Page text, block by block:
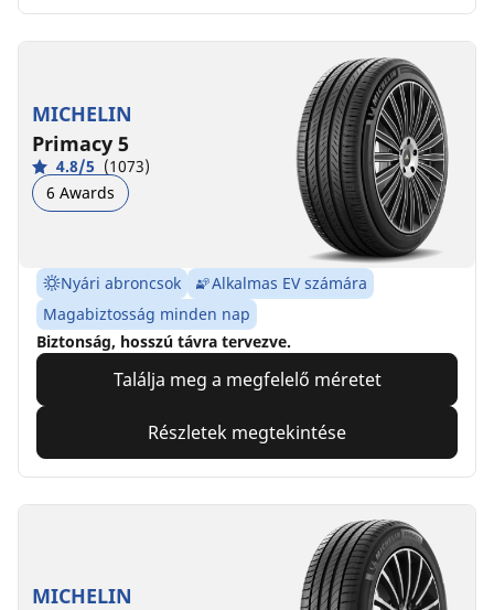
MICHELIN
Primacy 5
4.8/5 (1073)
6 Awards
Nyári abroncsok
Alkalmas EV számára
Magabiztosság minden nap
Biztonság, hosszú távra tervezve.
Találja meg a megfelelő méretet
Részletek megtekintése
MICHELIN